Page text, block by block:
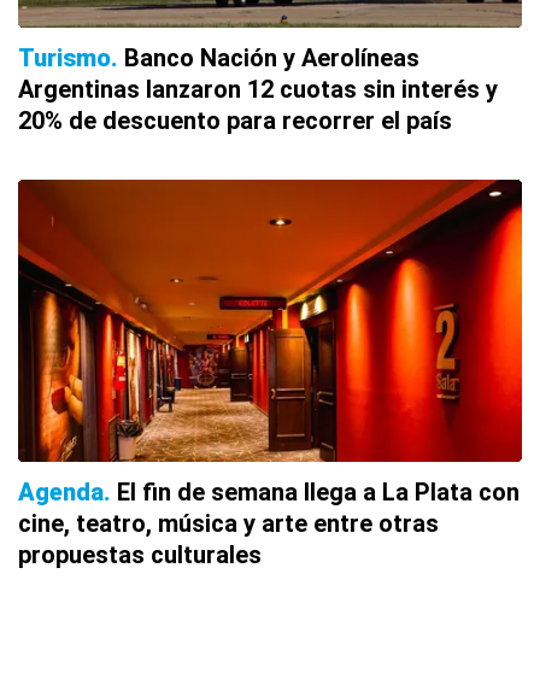
Turismo Banco Nación y Aerolíneas
Argentinas lanzaron 12 cuotas sin interés y
20% de descuento para recorrer el país
Agenda El fin de semana llega a La Plata con
cine, teatro, música y arte entre otras
propuestas culturales